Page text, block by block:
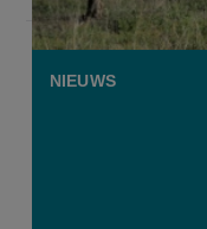
NIEUWS